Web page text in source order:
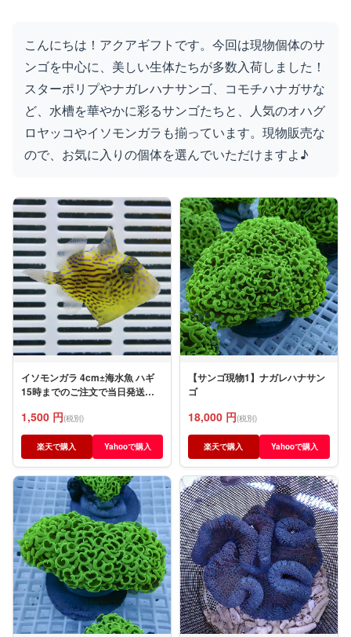
水槽TANK
R 楽天店で購入 ↗
Y!Yahoo!店↗
こんにちは！アクアギフトです。今回は現物個体のサ
ンゴを中心に、美しい生体たちが多数入荷しました！
スターポリプやナガレハナサンゴ、コモチハナガサな
ど、水槽を華やかに彩るサンゴたちと、人気のオハグ
ロヤッコやイソモンガラも揃っています。現物販売な
ので、お気に入りの個体を選んでいただけますよ♪
イソモンガラ 4cm±海水魚 ハギ
15時までのご注文で当日発送
1,500 円(税別)
楽天で購入 Yahooで購入
【サンゴ現物1】ナガレハナサン
ゴ
18,000 円(税別)
楽天で購入 Yahooで購入